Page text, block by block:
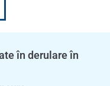
în derulare în